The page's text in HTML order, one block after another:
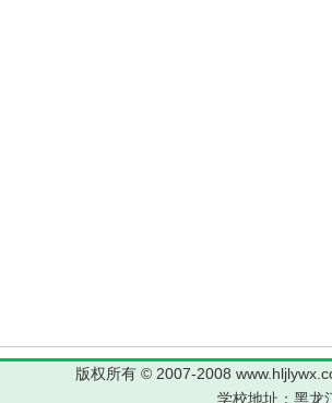
版权所有 © 2007-2008
学校地址：黑龙